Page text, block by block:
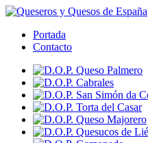
Portada
Contacto